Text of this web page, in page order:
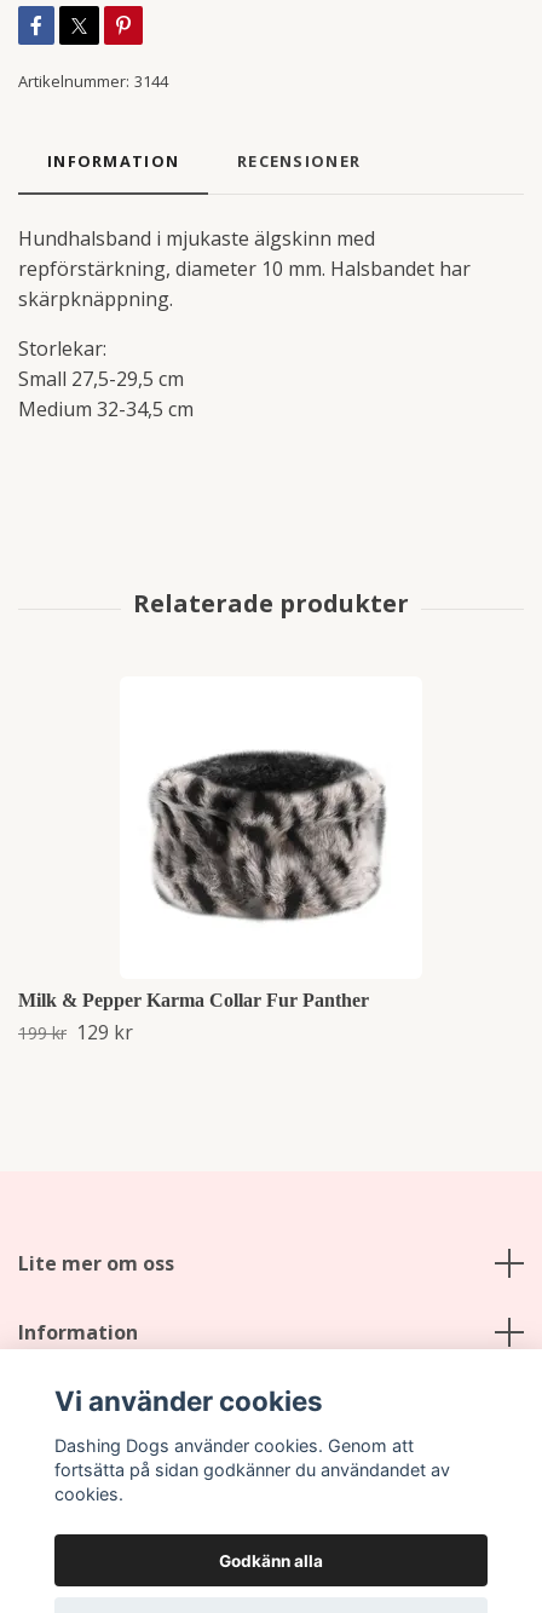
Artikelnummer: 3144
INFORMATION RECENSIONER
Hundhalsband i mjukaste älgskinn med
repförstärkning, diameter 10 mm. Halsbandet har
skärpknäppning.
Storlekar:
Small 27,5-29,5 cm
Medium 32-34,5 cm
Milk & Pepper Karma Collar Fur Panther
199 kr 129 kr
Lite mer om oss
Information
Sociala medier
Vi använder cookies
Dashing Dogs använder cookies. Genom att
fortsätta på sidan godkänner du användandet av
cookies.
Godkänn alla